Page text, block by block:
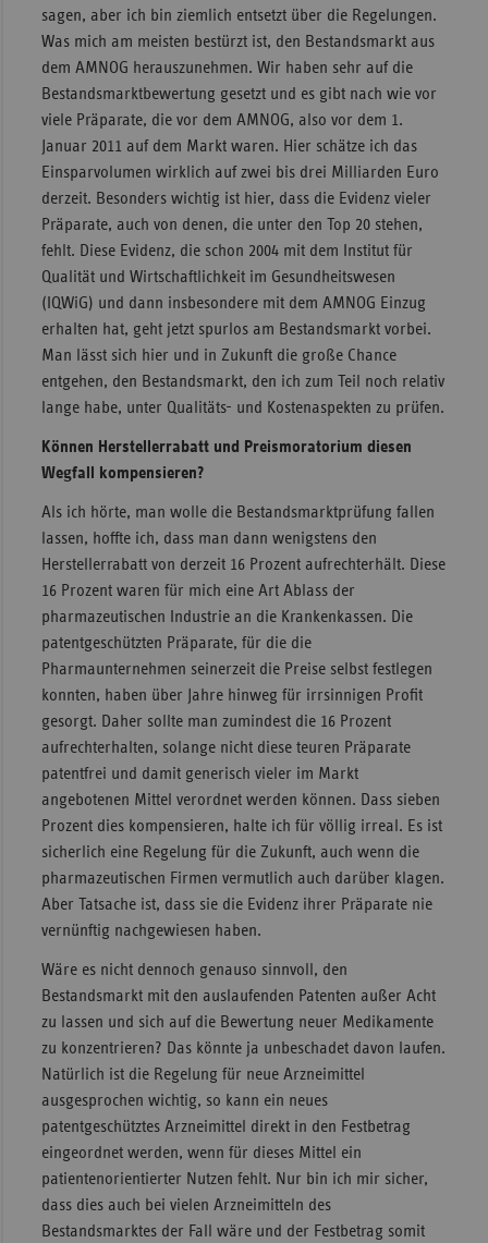
sagen, aber ich bin ziemlich entsetzt über die Regelungen.
Was mich am meisten bestürzt ist, den Bestandsmarkt aus
dem AMNOG herauszunehmen. Wir haben sehr auf die
Bestandsmarktbewertung gesetzt und es gibt nach wie vor
viele Präparate, die vor dem AMNOG, also vor dem 1.
Januar 2011 auf dem Markt waren. Hier schätze ich das
Einsparvolumen wirklich auf zwei bis drei Milliarden Euro
derzeit. Besonders wichtig ist hier, dass die Evidenz vieler
Präparate, auch von denen, die unter den Top 20 stehen,
fehlt. Diese Evidenz, die schon 2004 mit dem Institut für
Qualität und Wirtschaftlichkeit im Gesundheitswesen
(IQWiG) und dann insbesondere mit dem AMNOG Einzug
erhalten hat, geht jetzt spurlos am Bestandsmarkt vorbei.
Man lässt sich hier und in Zukunft die große Chance
entgehen, den Bestandsmarkt, den ich zum Teil noch relativ
lange habe, unter Qualitäts- und Kostenaspekten zu prüfen.
Können Herstellerrabatt und Preismoratorium diesen
Wegfall kompensieren?
Als ich hörte, man wolle die Bestandsmarktprüfung fallen
lassen, hoffte ich, dass man dann wenigstens den
Herstellerrabatt von derzeit 16 Prozent aufrechterhält. Diese
16 Prozent waren für mich eine Art Ablass der
pharmazeutischen Industrie an die Krankenkassen. Die
patentgeschützten Präparate, für die die
Pharmaunternehmen seinerzeit die Preise selbst festlegen
konnten, haben über Jahre hinweg für irrsinnigen Profit
gesorgt. Daher sollte man zumindest die 16 Prozent
aufrechterhalten, solange nicht diese teuren Präparate
patentfrei und damit generisch vieler im Markt
angebotenen Mittel verordnet werden können. Dass sieben
Prozent dies kompensieren, halte ich für völlig irreal. Es ist
sicherlich eine Regelung für die Zukunft, auch wenn die
pharmazeutischen Firmen vermutlich auch darüber klagen.
Aber Tatsache ist, dass sie die Evidenz ihrer Präparate nie
vernünftig nachgewiesen haben.
Wäre es nicht dennoch genauso sinnvoll, den
Bestandsmarkt mit den auslaufenden Patenten außer Acht
zu lassen und sich auf die Bewertung neuer Medikamente
zu konzentrieren? Das könnte ja unbeschadet davon laufen.
Natürlich ist die Regelung für neue Arzneimittel
ausgesprochen wichtig, so kann ein neues
patentgeschütztes Arzneimittel direkt in den Festbetrag
eingeordnet werden, wenn für dieses Mittel ein
patientenorientierter Nutzen fehlt. Nur bin ich mir sicher,
dass dies auch bei vielen Arzneimitteln des
Bestandsmarktes der Fall wäre und der Festbetrag somit